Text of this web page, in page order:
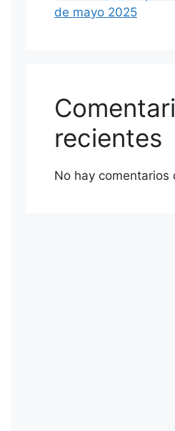
de mayo 2025
recientes
No hay comentarios